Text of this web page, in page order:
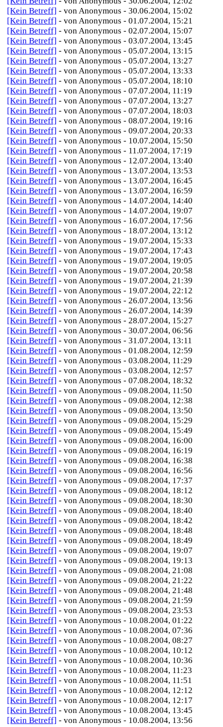
[Kein Betreff] - von Anonymous - 30.06.2004, 15:02
[Kein Betreff] - von Anonymous - 01.07.2004, 15:21
[Kein Betreff] - von Anonymous - 02.07.2004, 15:07
[Kein Betreff] - von Anonymous - 03.07.2004, 13:45
[Kein Betreff] - von Anonymous - 05.07.2004, 13:15
[Kein Betreff] - von Anonymous - 05.07.2004, 13:27
[Kein Betreff] - von Anonymous - 05.07.2004, 13:33
[Kein Betreff] - von Anonymous - 05.07.2004, 18:10
[Kein Betreff] - von Anonymous - 07.07.2004, 11:19
[Kein Betreff] - von Anonymous - 07.07.2004, 13:27
[Kein Betreff] - von Anonymous - 07.07.2004, 18:03
[Kein Betreff] - von Anonymous - 08.07.2004, 19:16
[Kein Betreff] - von Anonymous - 09.07.2004, 20:33
[Kein Betreff] - von Anonymous - 10.07.2004, 15:50
[Kein Betreff] - von Anonymous - 11.07.2004, 17:19
[Kein Betreff] - von Anonymous - 12.07.2004, 13:40
[Kein Betreff] - von Anonymous - 13.07.2004, 13:53
[Kein Betreff] - von Anonymous - 13.07.2004, 16:45
[Kein Betreff] - von Anonymous - 13.07.2004, 16:59
[Kein Betreff] - von Anonymous - 14.07.2004, 14:40
[Kein Betreff] - von Anonymous - 14.07.2004, 19:07
[Kein Betreff] - von Anonymous - 16.07.2004, 17:56
[Kein Betreff] - von Anonymous - 18.07.2004, 13:12
[Kein Betreff] - von Anonymous - 19.07.2004, 15:33
[Kein Betreff] - von Anonymous - 19.07.2004, 17:43
[Kein Betreff] - von Anonymous - 19.07.2004, 19:05
[Kein Betreff] - von Anonymous - 19.07.2004, 20:58
[Kein Betreff] - von Anonymous - 19.07.2004, 21:39
[Kein Betreff] - von Anonymous - 19.07.2004, 22:12
[Kein Betreff] - von Anonymous - 26.07.2004, 13:56
[Kein Betreff] - von Anonymous - 26.07.2004, 14:39
[Kein Betreff] - von Anonymous - 28.07.2004, 15:27
[Kein Betreff] - von Anonymous - 30.07.2004, 06:56
[Kein Betreff] - von Anonymous - 31.07.2004, 13:11
[Kein Betreff] - von Anonymous - 01.08.2004, 12:59
[Kein Betreff] - von Anonymous - 03.08.2004, 11:29
[Kein Betreff] - von Anonymous - 03.08.2004, 12:57
[Kein Betreff] - von Anonymous - 07.08.2004, 18:32
[Kein Betreff] - von Anonymous - 09.08.2004, 11:50
[Kein Betreff] - von Anonymous - 09.08.2004, 12:38
[Kein Betreff] - von Anonymous - 09.08.2004, 13:50
[Kein Betreff] - von Anonymous - 09.08.2004, 15:29
[Kein Betreff] - von Anonymous - 09.08.2004, 15:49
[Kein Betreff] - von Anonymous - 09.08.2004, 16:00
[Kein Betreff] - von Anonymous - 09.08.2004, 16:19
[Kein Betreff] - von Anonymous - 09.08.2004, 16:38
[Kein Betreff] - von Anonymous - 09.08.2004, 16:56
[Kein Betreff] - von Anonymous - 09.08.2004, 17:37
[Kein Betreff] - von Anonymous - 09.08.2004, 18:12
[Kein Betreff] - von Anonymous - 09.08.2004, 18:30
[Kein Betreff] - von Anonymous - 09.08.2004, 18:40
[Kein Betreff] - von Anonymous - 09.08.2004, 18:42
[Kein Betreff] - von Anonymous - 09.08.2004, 18:48
[Kein Betreff] - von Anonymous - 09.08.2004, 18:49
[Kein Betreff] - von Anonymous - 09.08.2004, 19:07
[Kein Betreff] - von Anonymous - 09.08.2004, 19:13
[Kein Betreff] - von Anonymous - 09.08.2004, 21:08
[Kein Betreff] - von Anonymous - 09.08.2004, 21:22
[Kein Betreff] - von Anonymous - 09.08.2004, 21:48
[Kein Betreff] - von Anonymous - 09.08.2004, 21:59
[Kein Betreff] - von Anonymous - 09.08.2004, 23:53
[Kein Betreff] - von Anonymous - 10.08.2004, 01:22
[Kein Betreff] - von Anonymous - 10.08.2004, 07:36
[Kein Betreff] - von Anonymous - 10.08.2004, 08:27
[Kein Betreff] - von Anonymous - 10.08.2004, 10:12
[Kein Betreff] - von Anonymous - 10.08.2004, 10:36
[Kein Betreff] - von Anonymous - 10.08.2004, 11:23
[Kein Betreff] - von Anonymous - 10.08.2004, 11:51
[Kein Betreff] - von Anonymous - 10.08.2004, 12:12
[Kein Betreff] - von Anonymous - 10.08.2004, 12:17
[Kein Betreff] - von Anonymous - 10.08.2004, 13:45
[Kein Betreff] - von Anonymous - 10.08.2004, 13:56